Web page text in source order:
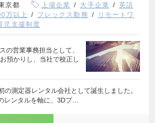
京都 上場企業 大手企業
英語
万以上 フレックス勤務
リモートワ
児支援制度
の営業事務担当として、
預かりし、当社で校正し
の測定器レンタル会社として誕生しました。
レンタルを軸に、3Dプ…